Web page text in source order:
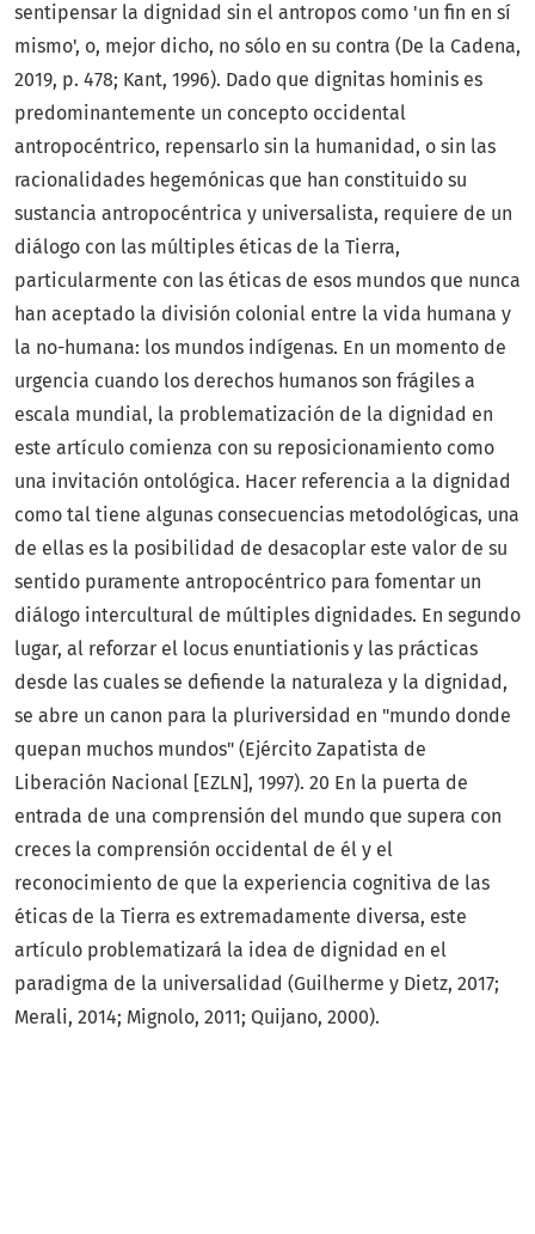
sentipensar la dignidad sin el antropos como 'un fin en sí
mismo', o, mejor dicho, no sólo en su contra (De la Cadena,
2019, p. 478; Kant, 1996). Dado que dignitas hominis es
predominantemente un concepto occidental
antropocéntrico, repensarlo sin la humanidad, o sin las
racionalidades hegemónicas que han constituido su
sustancia antropocéntrica y universalista, requiere de un
diálogo con las múltiples éticas de la Tierra,
particularmente con las éticas de esos mundos que nunca
han aceptado la división colonial entre la vida humana y
la no-humana: los mundos indígenas. En un momento de
urgencia cuando los derechos humanos son frágiles a
escala mundial, la problematización de la dignidad en
este artículo comienza con su reposicionamiento como
una invitación ontológica. Hacer referencia a la dignidad
como tal tiene algunas consecuencias metodológicas, una
de ellas es la posibilidad de desacoplar este valor de su
sentido puramente antropocéntrico para fomentar un
diálogo intercultural de múltiples dignidades. En segundo
lugar, al reforzar el locus enuntiationis y las prácticas
desde las cuales se defiende la naturaleza y la dignidad,
se abre un canon para la pluriversidad en "mundo donde
quepan muchos mundos" (Ejército Zapatista de
Liberación Nacional [EZLN], 1997). 20 En la puerta de
entrada de una comprensión del mundo que supera con
creces la comprensión occidental de él y el
reconocimiento de que la experiencia cognitiva de las
éticas de la Tierra es extremadamente diversa, este
artículo problematizará la idea de dignidad en el
paradigma de la universalidad (Guilherme y Dietz, 2017;
Merali, 2014; Mignolo, 2011; Quijano, 2000).